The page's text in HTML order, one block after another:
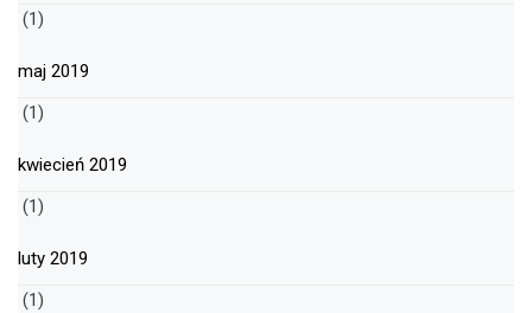
(1)
maj 2019
(1)
kwiecień 2019
(1)
luty 2019
(1)